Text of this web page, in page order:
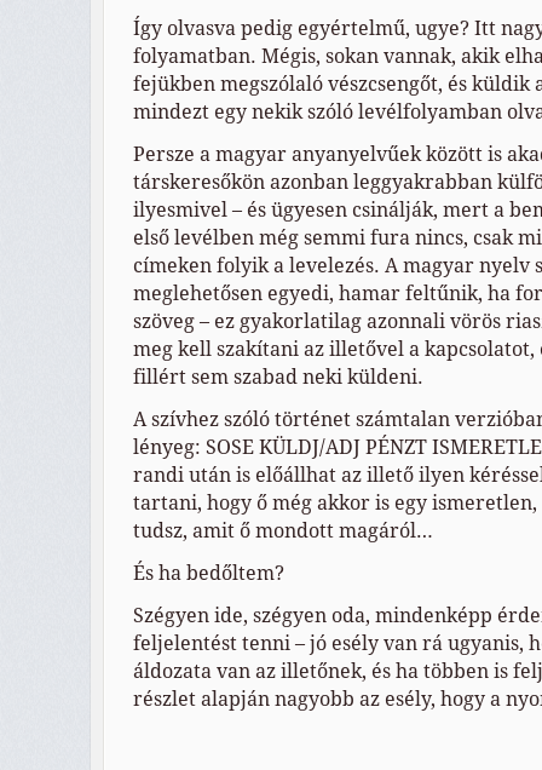
Így olvasva pedig egyértelmű, ugye? Itt
folyamatban. Mégis, sokan vannak, akik
fejükben megszólaló vészcsengőt, és küldik
mindezt egy nekik szóló levélfolyamban
Persze a magyar anyanyelvűek között is
társkeresőkön azonban leggyakrabban
ilyesmivel – és ügyesen csinálják, mert a
első levélben még semmi fura nincs, csak
címeken folyik a levelezés. A magyar nyelv
meglehetősen egyedi, hamar feltűnik, ha
szöveg – ez gyakorlatilag azonnali vörös
meg kell szakítani az illetővel a kapcsolatot,
fillért sem szabad neki küldeni.
A szívhez szóló történet számtalan
lényeg: SOSE KÜLDJ/ADJ PÉNZT
randi után is előállhat az illető ilyen
tartani, hogy ő még akkor is egy
tudsz, amit ő mondott magáról…
És ha bedőltem?
Szégyen ide, szégyen oda, mindenképp
feljelentést tenni – jó esély van rá ugyanis,
áldozata van az illetőnek, és ha többen is
részlet alapján nagyobb az esély, hogy a